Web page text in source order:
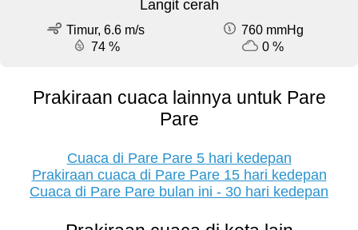
Langit cerah
Timur, 6.6 m/s
760 mmHg
74 %
0 %
Prakiraan cuaca lainnya untuk Pare
Pare
Cuaca di Pare Pare 5 hari kedepan
Prakiraan cuaca di Pare Pare 15 hari kedepan
Cuaca di Pare Pare bulan ini - 30 hari kedepan